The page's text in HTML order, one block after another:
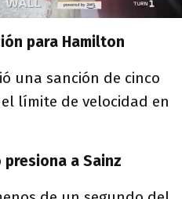
para Hamilton
una sanción de cinco
límite de velocidad en
a Sainz